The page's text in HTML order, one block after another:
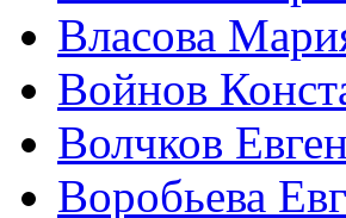
Власова
Войнов
Волчков
Воробьева